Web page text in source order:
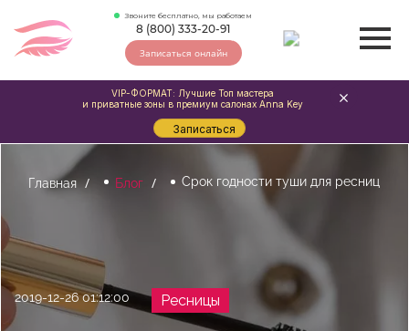
Звоните бесплатно, мы работаем
8 (800) 333-20-91
Записаться онлайн
Главная Блог Срок годности туши для ресниц
2019-12-26 01:12:00 Ресницы
VIP-ФОРМАТ: Лучшие Топ мастера
и приватные зоны в премиум салонах Anna Key
Записаться